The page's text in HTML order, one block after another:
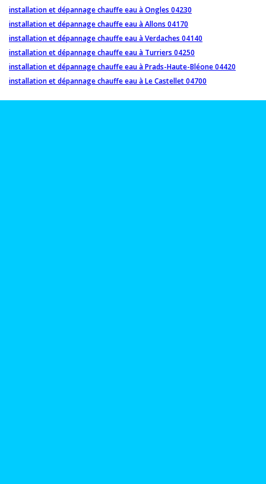
installation et dépannage chauffe eau à Ongles 04230
installation et dépannage chauffe eau à Allons 04170
installation et dépannage chauffe eau à Verdaches 04140
installation et dépannage chauffe eau à Turriers 04250
installation et dépannage chauffe eau à Prads-Haute-Bléone 04420
installation et dépannage chauffe eau à Le Castellet 04700